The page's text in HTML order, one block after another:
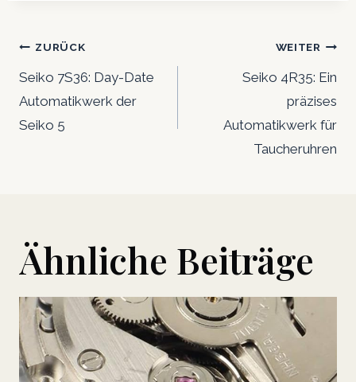
Beitrags-
Navigation
ZURÜCK
Seiko 7S36: Day-Date
Automatikwerk der
Seiko 5
WEITER
Seiko 4R35: Ein
präzises
Automatikwerk für
Taucheruhren
Ähnliche Beiträge